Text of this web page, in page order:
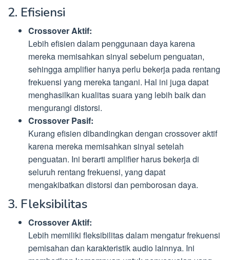
2. Efisiensi
Crossover Aktif:
Lebih efisien dalam penggunaan daya karena
mereka memisahkan sinyal sebelum penguatan,
sehingga amplifier hanya perlu bekerja pada rentang
frekuensi yang mereka tangani. Hal ini juga dapat
menghasilkan kualitas suara yang lebih baik dan
mengurangi distorsi.
Crossover Pasif:
Kurang efisien dibandingkan dengan crossover aktif
karena mereka memisahkan sinyal setelah
penguatan. Ini berarti amplifier harus bekerja di
seluruh rentang frekuensi, yang dapat
mengakibatkan distorsi dan pemborosan daya.
3. Fleksibilitas
Crossover Aktif:
Lebih memiliki fleksibilitas dalam mengatur frekuensi
pemisahan dan karakteristik audio lainnya. Ini